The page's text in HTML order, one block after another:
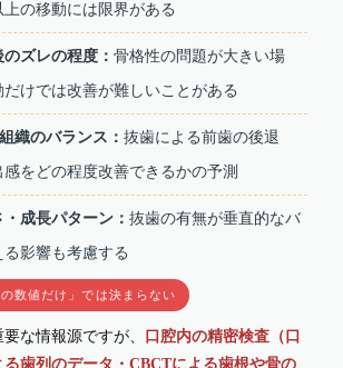
の移動には限界がある
ズレの程度： 骨格性の問題が大きい場
けでは改善が難しいことがある
織のバランス： 抜歯による前歯の後退
をどの程度改善できるかの予測
成長パターン： 抜歯の有無が垂直的なバ
影響も考慮する
数値だけ」では決まらない
な情報源ですが、
口腔内の精密検査（口
歯列のデータ・CBCTによる歯根や骨の